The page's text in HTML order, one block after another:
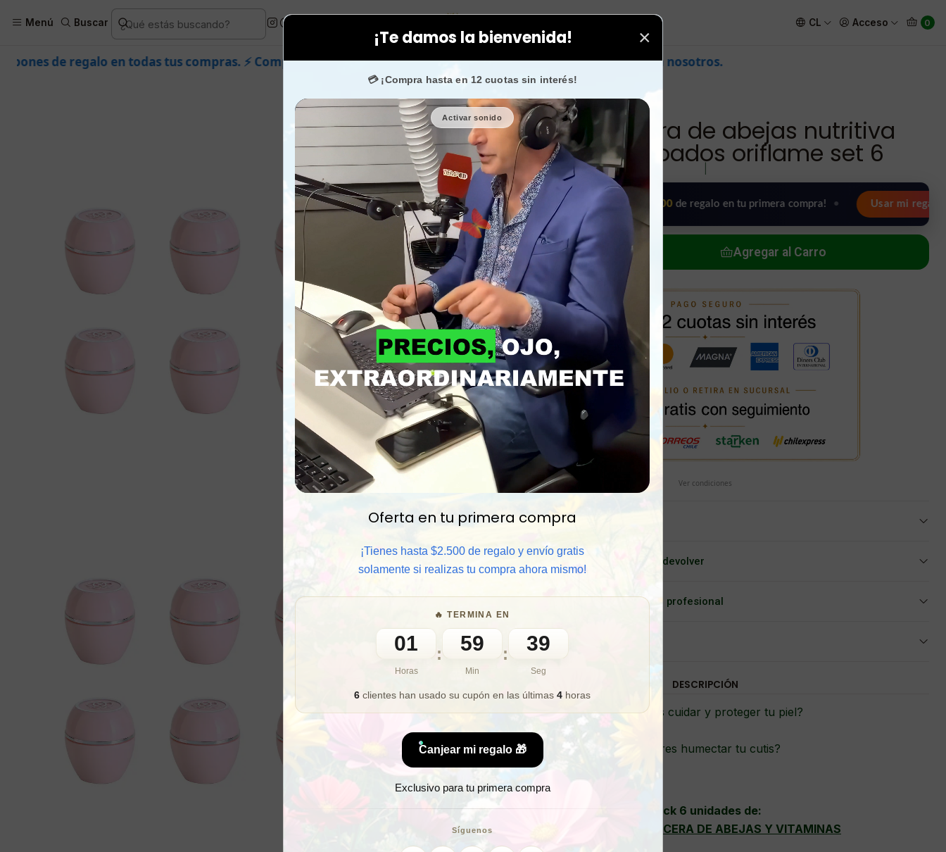
¡Te damos la bienvenida! ×
💳 ¡Compra hasta en 12 cuotas sin interés!
Activar sonido
Oferta en tu primera compra
¡Tienes hasta $2.500 de regalo y envío gratis
solamente si realizas tu compra ahora mismo!
🔥 TERMINA EN
01
Horas
: 59
Min
: 36
Seg
6 clientes han usado su cupón en las últimas 4 horas
Canjear mi regalo 🎁
Exclusivo para tu primera compra
Síguenos
Menú Buscar CL Acceso 0
Facial Productos específicos Hombres Crema de cera de abejas nutritiva labios y párpados oriflame set 6
tus compras. ⚡ Compra rápido y aprovecha. 💙 +50.000 fans enInstagramconfían en nosotros.
Crema de cera de abejas nutritiva
labios y párpados oriflame set 6
🎉 Bienvenid@ 🔥 ¡Hasta de regalo en tu primera compra! • Usar mi regalo ahora 🖤
Cantidad
Agregar al Carro
Ver condiciones
📦 Comprar al por mayor
⏰ Garantía 8 meses para cambiar o devolver
🧑‍💼 Atención al cliente y/o Asesoría profesional
🎁 Lo quiero para regalo
DESCRIPCIÓN
¿Necesitas cuidar y proteger tu piel?
¿Quieres humectar tu cutis?
Pack 6 unidades de:
CREMA TENDER CERA DE ABEJAS Y VITAMINAS